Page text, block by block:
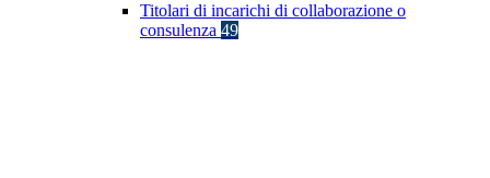
Titolari di incarichi di collaborazione o
consulenza 49